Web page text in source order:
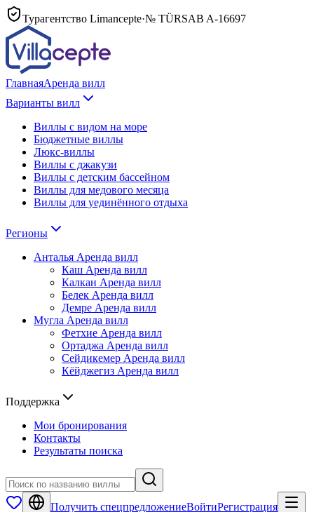
Турагентство Limancepte·№ TÜRSAB A-16697
ГлавнаяАренда вилл
Варианты вилл
Виллы с видом на море
Бюджетные виллы
Люкс-виллы
Виллы с джакузи
Виллы с детским бассейном
Виллы для медового месяца
Виллы для уединённого отдыха
Регионы
Анталья Аренда вилл
Каш Аренда вилл
Калкан Аренда вилл
Белек Аренда вилл
Демре Аренда вилл
Мугла Аренда вилл
Фетхие Аренда вилл
Ортаджа Аренда вилл
Сейдикемер Аренда вилл
Кёйджегиз Аренда вилл
Поддержка
Мои бронирования
Контакты
Результаты поиска
Получить спецпредложениеВойтиРегистрация